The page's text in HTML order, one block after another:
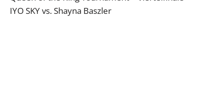
IYO SKY vs. Shayna Baszler